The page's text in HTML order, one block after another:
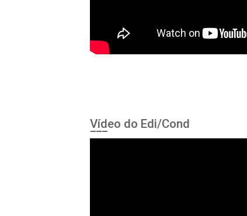
Vídeo do Edi/Cond